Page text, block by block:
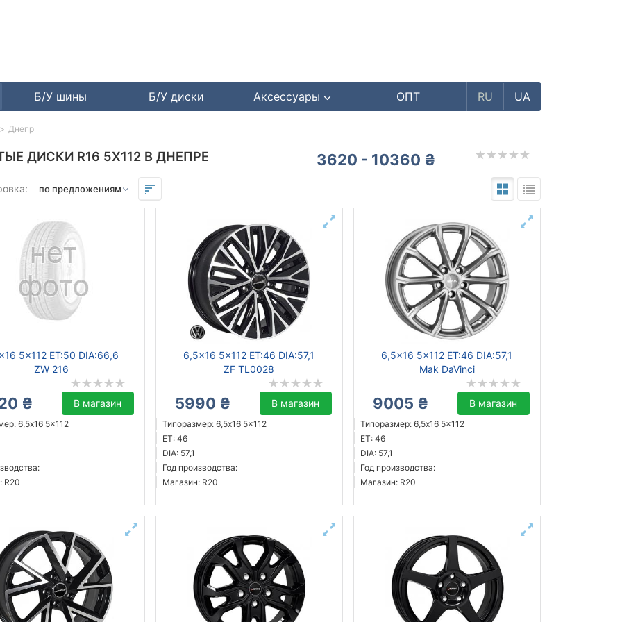
Б/У шины Б/У диски Аксессуары ОПТ RU UA
ДИСКИ R16 5X112 В ДНЕПРЕ 3620 - 10360 ₴
5x112 ET:50 DIA:66,6
ZW 216
₴ В магазин
6,5x16 5x112
R20
6,5x16 5x112 ET:46 DIA:57,1
ZF TL0028
5990 ₴ В магазин
Типоразмер: 6,5x16 5x112
ET: 46
DIA: 57,1
Год производства:
Магазин: R20
6,5x16 5x112 ET:46 DIA:57,1
Mak DaVinci
9005 ₴ В магазин
Типоразмер: 6,5x16 5x112
ET: 46
DIA: 57,1
Год производства:
Магазин: R20
Днепр